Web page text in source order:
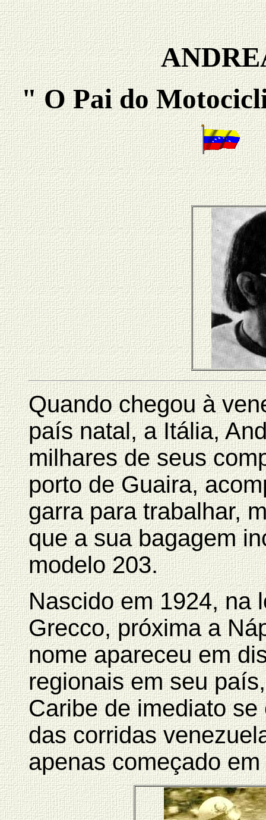
" O Pai do
Quando chegou à
país natal, a Itália,
milhares de seus
porto de Guaira,
garra para trabalhar,
que a sua bagagem
modelo 203.
Nascido em 1924, na
Grecco, próxima a
nome apareceu em
regionais em seu
Caribe de imediato
das corridas
apenas começado